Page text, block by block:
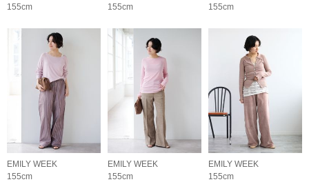
155cm
155cm
155cm
EMILY WEEK
155cm
EMILY WEEK
155cm
EMILY WEEK
155cm